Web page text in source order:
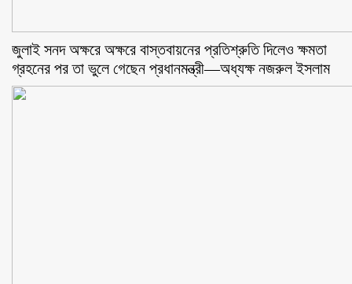
জুলাই সনদ অক্ষরে অক্ষরে বাস্তবায়নের প্রতিশ্রুতি দিলেও ক্ষমতা
গ্রহনের পর তা ভুলে গেছেন প্রধানমন্ত্রী—অধ্যক্ষ নজরুল ইসলাম